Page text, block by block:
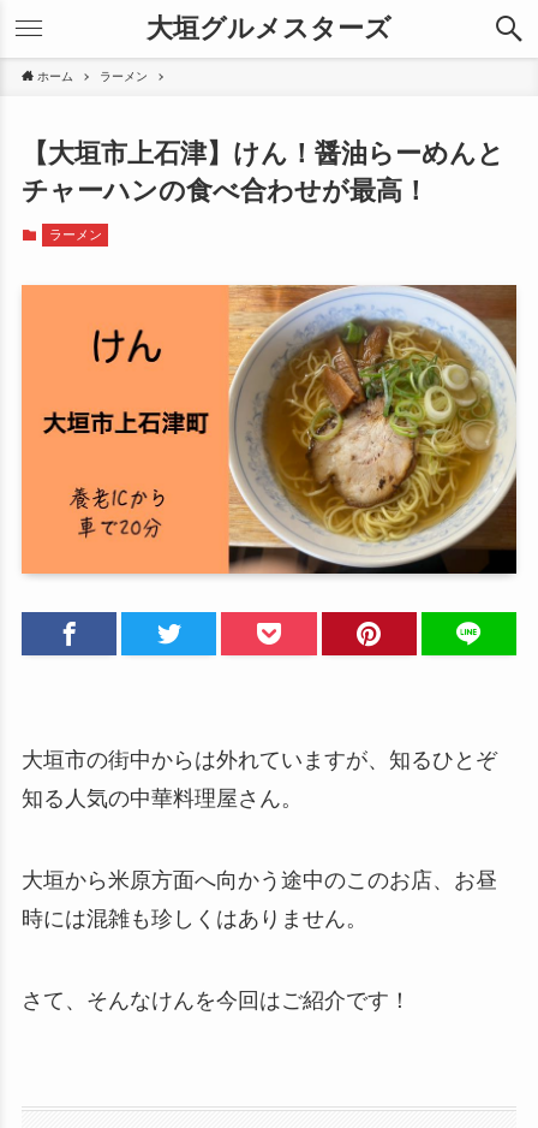
大垣グルメスターズ
ホーム ラーメン
【大垣市上石津】けん！醤油らーめんと
チャーハンの食べ合わせが最高！
ラーメン
大垣市の街中からは外れていますが、知るひとぞ
知る人気の中華料理屋さん。
大垣から米原方面へ向かう途中のこのお店、お昼
時には混雑も珍しくはありません。
さて、そんなけんを今回はご紹介です！